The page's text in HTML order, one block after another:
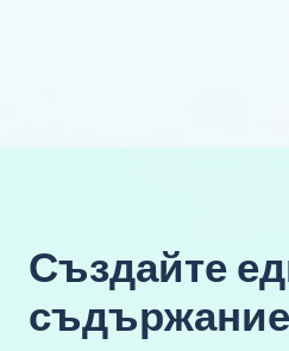
Създайте
съдържание